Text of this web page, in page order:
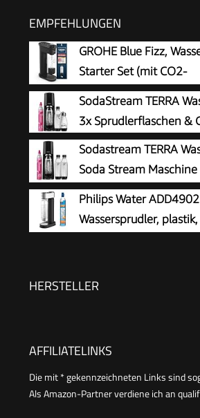
EMPFEHLUNGEN
GROHE Blue Fizz,
Starter Set (mit CO2-
Füllstandsanzeige, 3
Sprudel-Stufen, ohne CO2
Wasserflasche +
31947K00
SodaStream TERRA
3x Sprudlerflaschen &
Sodastream TERRA
Soda Stream
Connect 60L CO2-
3x 1L spülmaschinengeeignete
Sprudlerflaschen, Höhe 44 cm,
Philips Water
Wassersprudler,
HERSTELLER
AFFILIATELINKS
Die mit * gekennzeichneten Links sind
Als Amazon-Partner verdiene ich an